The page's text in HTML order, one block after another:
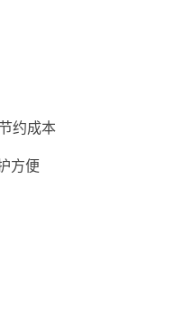
约成本
方便